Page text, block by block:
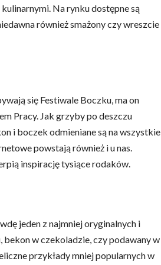
Na rynku dostępne są
również smażony czy wreszcie
się Festiwale Boczku, ma on
Pracy. Jak grzyby po deszczu
i boczek odmieniane są na wszystkie
powstają również i u nas.
inspirację tysiące rodaków.
jeden z najmniej oryginalnych i
bekon w czekoladzie, czy podawany w
przykłady mniej popularnych w